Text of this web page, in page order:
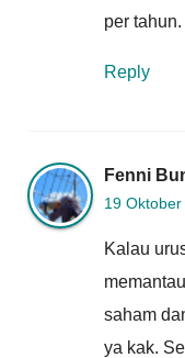
per
Reply
Fenni
19
Kalau
saham
ya kak.